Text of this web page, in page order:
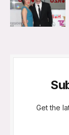
Get the